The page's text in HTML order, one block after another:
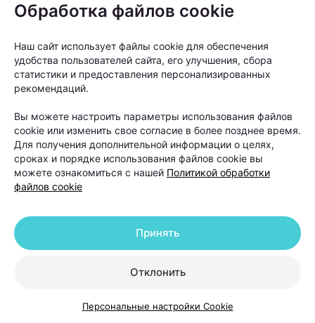
методы лечения, но значимого улучшения не
волос как следующий этап», —объясняет Ольга
Кудаленкина.
При этом важно понимать: пересадка
не устраняет причину
андрогенетической алопеции. Она
помогает восстановить густоту волос
облысения может продолжаться.
после пересадки необходимо строго соблюдать
Обработка файлов cookie
Наш сайт использует файлы cookie для обеспечения
удобства пользователей сайта, его улучшения, сбора
статистики и предоставления персонализированных
рекомендаций.
Вы можете настроить параметры использования файлов
cookie или изменить свое согласие в более позднее время.
Для получения дополнительной информации о целях,
сроках и порядке использования файлов cookie вы
можете ознакомиться с нашей Политикой обработки
файлов cookie
Отклонить
Принять
Персональные настройки Cookie